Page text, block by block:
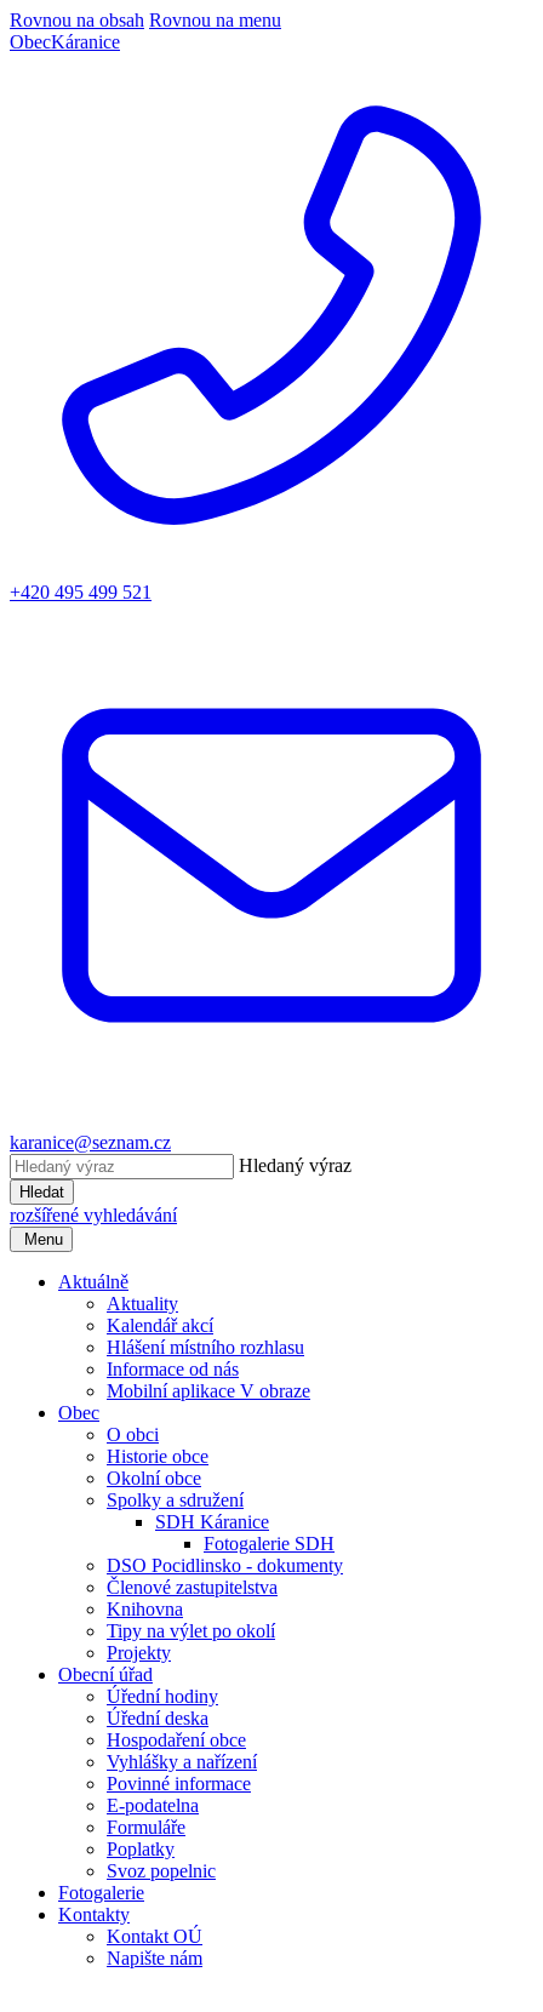
Rovnou na obsah Rovnou na menu
ObecKáranice
+420 495 499 521
karanice@seznam.cz
Hledaný výraz
Hledat
rozšířené vyhledávání
Menu
Aktuálně
Aktuality
Kalendář akcí
Hlášení místního rozhlasu
Informace od nás
Mobilní aplikace V obraze
Obec
O obci
Historie obce
Okolní obce
Spolky a sdružení
SDH Káranice
Fotogalerie SDH
DSO Pocidlinsko - dokumenty
Členové zastupitelstva
Knihovna
Tipy na výlet po okolí
Projekty
Obecní úřad
Úřední hodiny
Úřední deska
Hospodaření obce
Vyhlášky a nařízení
Povinné informace
E-podatelna
Formuláře
Poplatky
Svoz popelnic
Fotogalerie
Kontakty
Kontakt OÚ
Napište nám